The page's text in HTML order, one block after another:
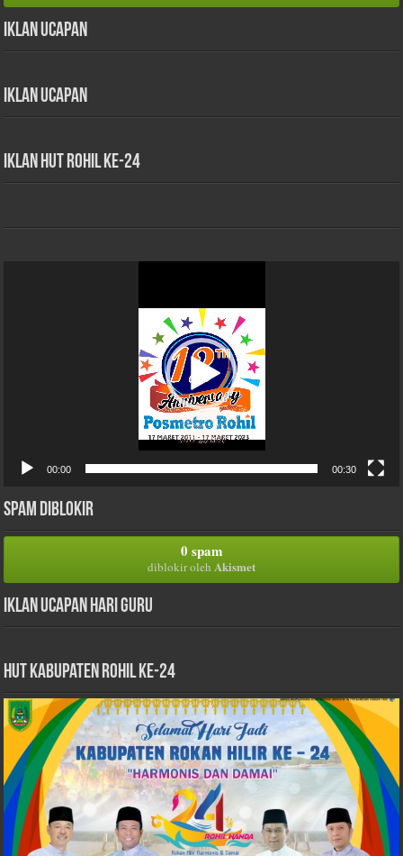
Iklan Ucapan
Iklan Ucapan
iklan HUT Rohil Ke-24
00:00 00:30
Spam Diblokir
0 spam
diblokir oleh Akismet
Iklan Ucapan Hari Guru
HUT Kabupaten Rohil Ke-24